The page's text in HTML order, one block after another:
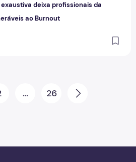
deixa profissionais da
ao Burnout
… 26 Next